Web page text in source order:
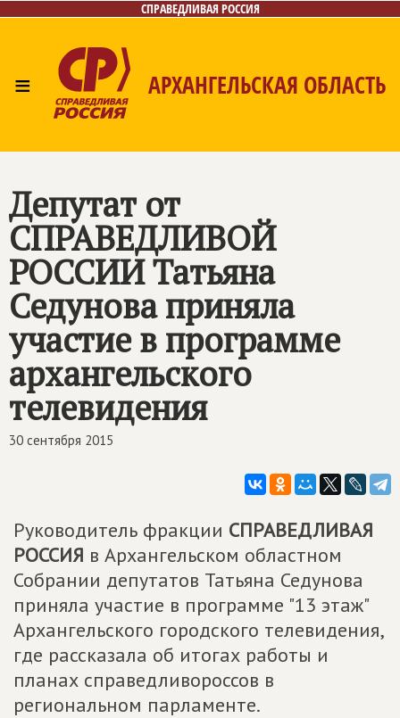
СПРАВЕДЛИВАЯ РОССИЯ
≡ АРХАНГЕЛЬСКАЯ ОБЛАСТЬ
Депутат от
СПРАВЕДЛИВОЙ
РОССИИТатьяна
Седунова приняла
участие в программе
архангельского
телевидения
30 сентября 2015
Руководитель фракции СПРАВЕДЛИВАЯ
РОССИЯ в Архангельском областном
Собрании депутатов Татьяна Седунова
приняла участие в программе "13 этаж"
Архангельского городского телевидения,
где рассказала об итогах работы и
планах справедливороссов в
региональном парламенте.